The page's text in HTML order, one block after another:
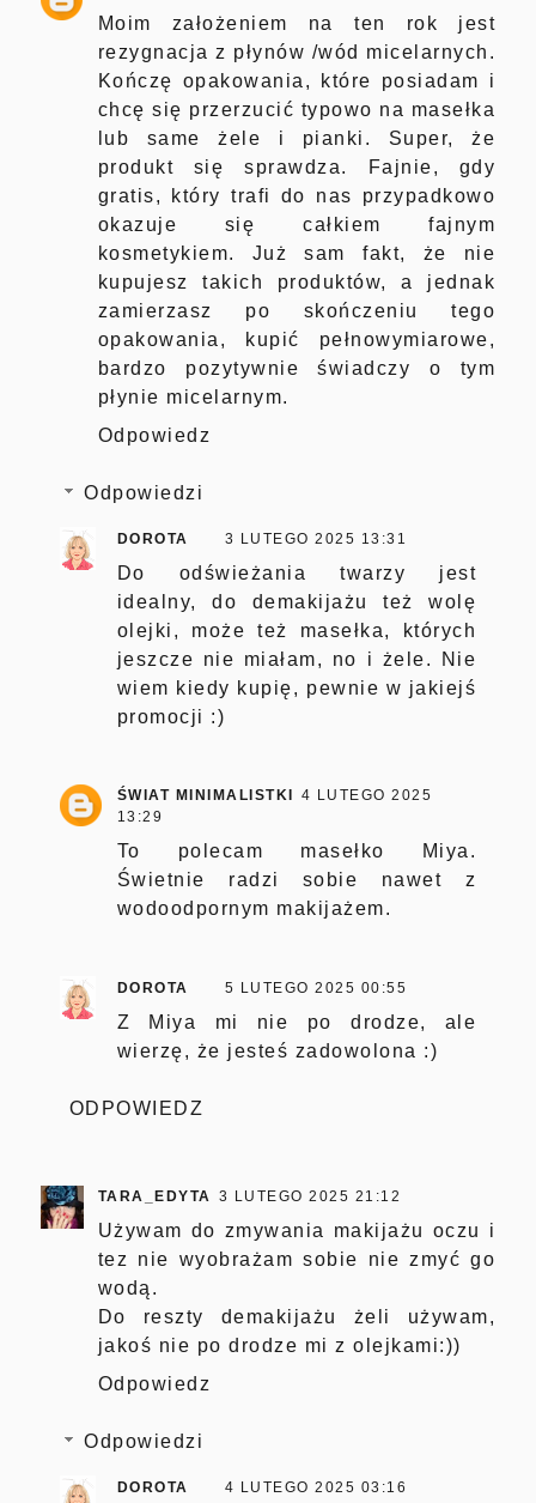
Moim założeniem na ten rok jest
rezygnacja z płynów /wód micelarnych.
Kończę opakowania, które posiadam i
chcę się przerzucić typowo na masełka
lub same żele i pianki. Super, że
produkt się sprawdza. Fajnie, gdy
gratis, który trafi do nas przypadkowo
okazuje się całkiem fajnym
kosmetykiem. Już sam fakt, że nie
kupujesz takich produktów, a jednak
zamierzasz po skończeniu tego
opakowania, kupić pełnowymiarowe,
bardzo pozytywnie świadczy o tym
płynie micelarnym.
Odpowiedz
Odpowiedzi
DOROTA 3 LUTEGO 2025 13:31
Do odświeżania twarzy jest
idealny, do demakijażu też wolę
olejki, może też masełka, których
jeszcze nie miałam, no i żele. Nie
wiem kiedy kupię, pewnie w jakiejś
promocji :)
ŚWIAT MINIMALISTKI
4 LUTEGO 2025
13:29
To polecam masełko Miya.
Świetnie radzi sobie nawet z
wodoodpornym makijażem.
DOROTA 5 LUTEGO 2025 00:55
Z Miya mi nie po drodze, ale
wierzę, że jesteś zadowolona :)
ODPOWIEDZ
TARA_EDYTA 3 LUTEGO 2025 21:12
Używam do zmywania makijażu oczu i
tez nie wyobrażam sobie nie zmyć go
wodą.
Do reszty demakijażu żeli używam,
jakoś nie po drodze mi z olejkami:))
Odpowiedz
Odpowiedzi
DOROTA 4 LUTEGO 2025 03:16